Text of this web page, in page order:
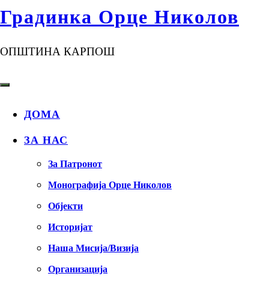
Градинка Орце Николов
ОПШТИНА КАРПОШ
ДОМА
ЗА НАС
За Патронот
Монографија Орце Николов
Објекти
Историјат
Наша Мисија/Визија
Организација